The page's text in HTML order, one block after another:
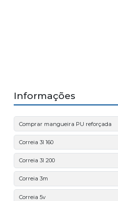
Informações
Comprar mangueira PU reforçada
Correia 3l 160
Correia 3l 200
Correia 3m
Correia 5v